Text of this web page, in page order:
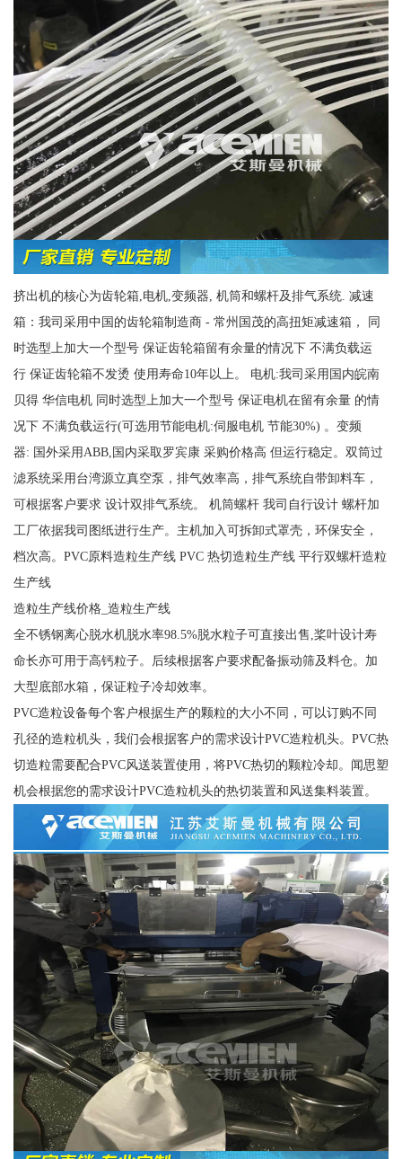
挤出机的核心为齿轮箱,电机,变频器, 机筒和螺杆及排气系统. 减速
箱：我司采用中国的齿轮箱制造商 - 常州国茂的高扭矩减速箱， 同
时选型上加大一个型号 保证齿轮箱留有余量的情况下 不满负载运
行 保证齿轮箱不发烫 使用寿命10年以上。 电机:我司采用国内皖南
贝得 华信电机 同时选型上加大一个型号 保证电机在留有余量 的情
况下 不满负载运行(可选用节能电机:伺服电机 节能30%) 。变频
器: 国外采用ABB,国内采取罗宾康 采购价格高 但运行稳定。双筒过
滤系统采用台湾源立真空泵，排气效率高，排气系统自带卸料车，
可根据客户要求 设计双排气系统。 机筒螺杆 我司自行设计 螺杆加
工厂依据我司图纸进行生产。主机加入可拆卸式罩壳，环保安全，
档次高。PVC原料造粒生产线 PVC 热切造粒生产线 平行双螺杆造粒
生产线
造粒生产线价格_造粒生产线
全不锈钢离心脱水机脱水率98.5%脱水粒子可直接出售,桨叶设计寿
命长亦可用于高钙粒子。后续根据客户要求配备振动筛及料仓。加
大型底部水箱，保证粒子冷却效率。
PVC造粒设备每个客户根据生产的颗粒的大小不同，可以订购不同
孔径的造粒机头，我们会根据客户的需求设计PVC造粒机头。PVC热
切造粒需要配合PVC风送装置使用，将PVC热切的颗粒冷却。闻思塑
机会根据您的需求设计PVC造粒机头的热切装置和风送集料装置。